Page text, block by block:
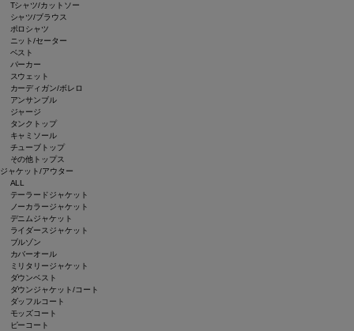
Tシャツ/カットソー
シャツ/ブラウス
ポロシャツ
ニット/セーター
ベスト
パーカー
スウェット
カーディガン/ボレロ
アンサンブル
ジャージ
タンクトップ
キャミソール
チューブトップ
その他トップス
ジャケット/アウター
ALL
テーラードジャケット
ノーカラージャケット
デニムジャケット
ライダースジャケット
ブルゾン
カバーオール
ミリタリージャケット
ダウンベスト
ダウンジャケット/コート
ダッフルコート
モッズコート
ピーコート